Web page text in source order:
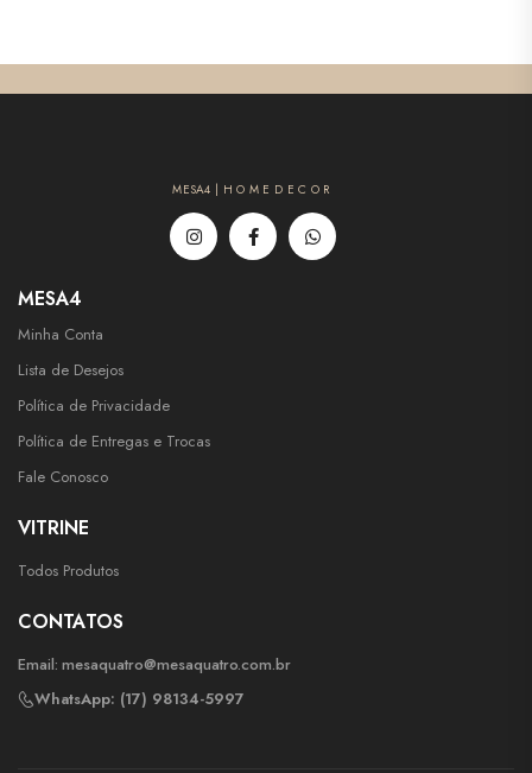
MESA4 | H O M E D E C O R
MESA4
Minha Conta
Lista de Desejos
Política de Privacidade
Política de Entregas e Trocas
Fale Conosco
VITRINE
Todos Produtos
CONTATOS
Email: mesaquatro@mesaquatro.com.br
WhatsApp: (17) 98134-5997